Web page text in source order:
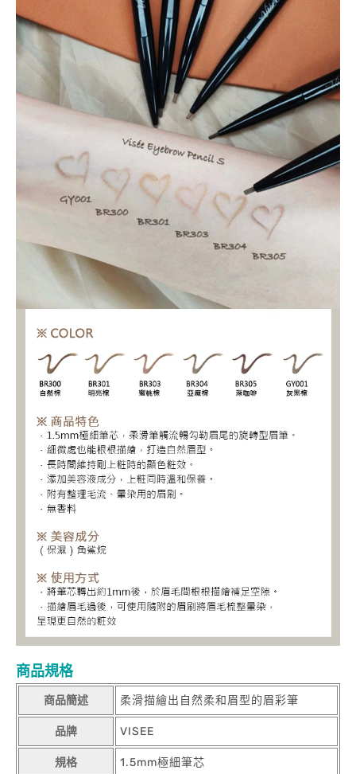
商品規格
商品簡述 柔滑描繪出自然柔和眉型的眉彩筆
品牌 VISEE
規格 1.5mm極細筆芯